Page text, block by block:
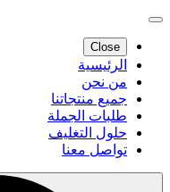
Close
الرئيسية
من نحن
جميع منتجاتنا
طلبات الجملة
حلول التغليف
تواصل معنا